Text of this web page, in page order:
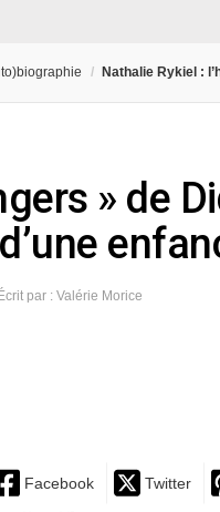
/ Nathalie Rykiel :
» de
Écrit par : Valérie Morice
Facebook Twitter